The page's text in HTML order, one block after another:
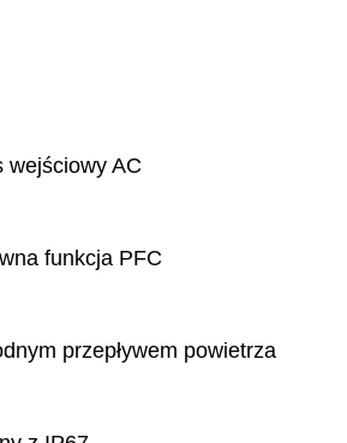
wejściowy AC
funkcja PFC
przepływem powietrza